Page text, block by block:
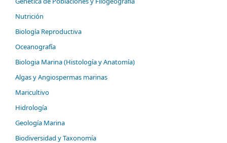
Nutrición
Biología Reproductiva
Oceanografía
Biologia Marina (Histología y Anatomía)
Algas y Angiospermas marinas
Maricultivo
Hidrología
Geología Marina
Biodiversidad y Taxonomía